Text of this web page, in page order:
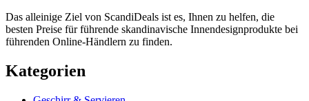
Das alleinige Ziel von ScandiDeals ist es, Ihnen zu helfen, die
besten Preise für führende skandinavische Innendesignprodukte bei
führenden Online-Händlern zu finden.
Kategorien